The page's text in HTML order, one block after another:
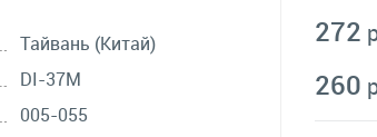
Тайвань (Китай)
DI-37M
005-055
272
260